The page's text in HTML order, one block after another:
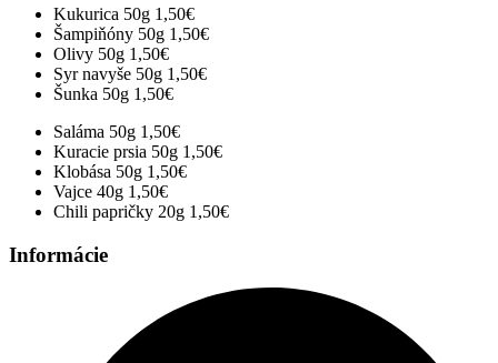
Kukurica 50g 1,50€
Šampiňóny 50g 1,50€
Olivy 50g 1,50€
Syr navyše 50g 1,50€
Šunka 50g 1,50€
Saláma 50g 1,50€
Kuracie prsia 50g 1,50€
Klobása 50g 1,50€
Vajce 40g 1,50€
Chili papričky 20g 1,50€
Informácie